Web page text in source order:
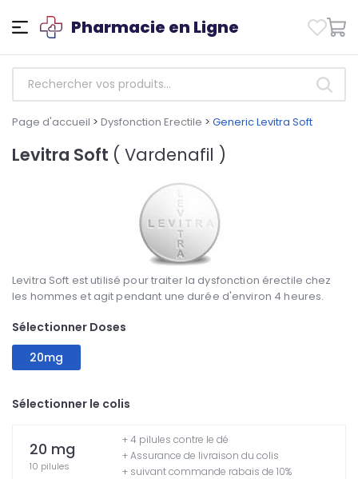
Pharmacie en Ligne
Page d'accueil > Dysfonction Erectile > Generic Levitra Soft
Levitra Soft ( Vardenafil )
Levitra Soft est utilisé pour traiter la dysfonction érectile chez
les hommes et agit pendant une durée d'environ 4 heures.
Sélectionner Doses
20mg
Sélectionner le colis
20 mg
10 pilules
+ 4 pilules contre le dé
+ Assurance de livraison du colis
+ suivant commande rabais de 10%